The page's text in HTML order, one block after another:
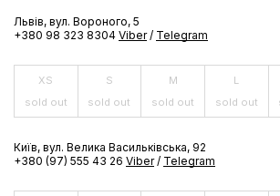
Львів, вул. Вороного, 5
+380 98 323 8304 Viber / Telegram
XS
sold out
S
sold out
M
sold out
L
sold out
Київ, вул. Велика Васильківська, 92
+380 (97) 555 43 26 Viber / Telegram
ПІДПИСАТИСЬ ЗАРАЗ